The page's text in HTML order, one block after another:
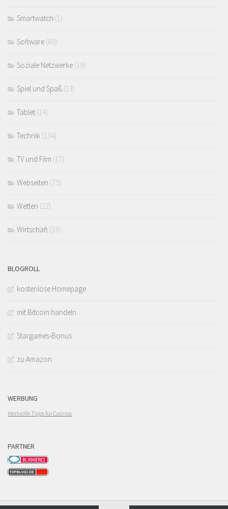
Smartwatch (1)
Software (60)
Soziale Netzwerke (19)
Spiel und Spaß (13)
Tablet (14)
Technik (134)
TV und Film (17)
Webseiten (75)
Wetten (22)
Wirtschaft (33)
BLOGROLL
kostenlose Homepage
mit Bitcoin handeln
Stargames-Bonus
zu Amazon
WERBUNG
Wertvolle Tipps für Casinos
PARTNER